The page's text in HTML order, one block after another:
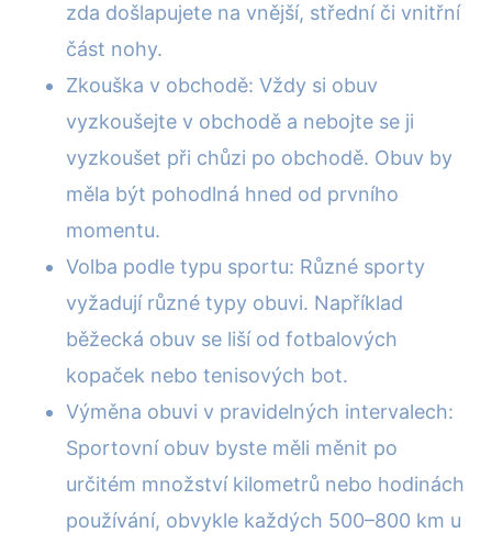
zda došlapujete na vnější, střední či vnitřní
část nohy.
Zkouška v obchodě: Vždy si obuv
vyzkoušejte v obchodě a nebojte se ji
vyzkoušet při chůzi po obchodě. Obuv by
měla být pohodlná hned od prvního
momentu.
Volba podle typu sportu: Různé sporty
vyžadují různé typy obuvi. Například
běžecká obuv se liší od fotbalových
kopaček nebo tenisových bot.
Výměna obuvi v pravidelných intervalech:
Sportovní obuv byste měli měnit po
určitém množství kilometrů nebo hodinách
používání, obvykle každých 500–800 km u